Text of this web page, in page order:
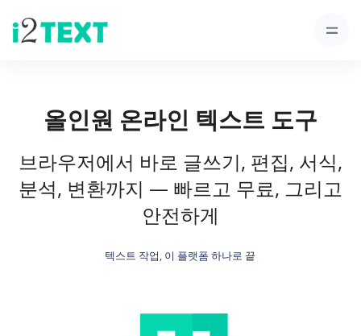
올인원 온라인 텍스트 도구
브라우저에서 바로 글쓰기, 편집, 서식,
분석, 변환까지 — 빠르고 무료, 그리고
안전하게
텍스트 작업, 이 플랫폼 하나로 끝